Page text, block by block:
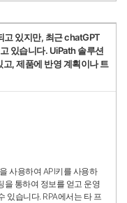
고 있지만, 최근 chatGPT
있습니다. UiPath 솔루션
, 제품에 반영 계획이나 트
사용하여 API키를 사용하
을 통하여 정보를 얻고 운영
있습니다. RPA에서는 타 프